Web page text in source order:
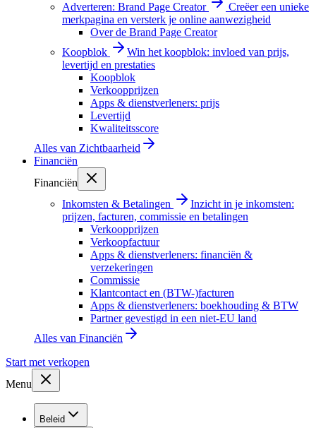
Adverteren: Brand Page Creator
Creëer een unieke
merkpagina en versterk je online aanwezigheid
Over de Brand Page Creator
Koopblok
Win het koopblok: invloed van prijs,
levertijd en prestaties
Koopblok
Verkoopprijzen
Apps & dienstverleners: prijs
Levertijd
Kwaliteitsscore
Alles van Zichtbaarheid
Financiën
Financiën
Inkomsten & Betalingen
Inzicht in je inkomsten:
prijzen, facturen, commissie en betalingen
Verkoopprijzen
Verkoopfactuur
Apps & dienstverleners: financiën &
verzekeringen
Commissie
Klantcontact en (BTW-)facturen
Apps & dienstverleners: boekhouding & BTW
Partner gevestigd in een niet-EU land
Alles van Financiën
Start met verkopen
Menu
Beleid